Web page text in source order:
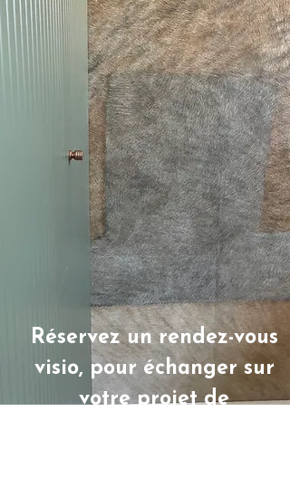
Réservez un rendez-vous
visio, pour échanger sur
votre projet de